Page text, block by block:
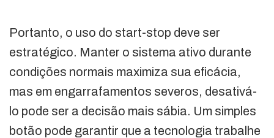
Portanto, o uso do start-stop deve ser
estratégico. Manter o sistema ativo durante
condições normais maximiza sua eficácia,
mas em engarrafamentos severos, desativá-
lo pode ser a decisão mais sábia. Um simples
botão pode garantir que a tecnologia trabalhe